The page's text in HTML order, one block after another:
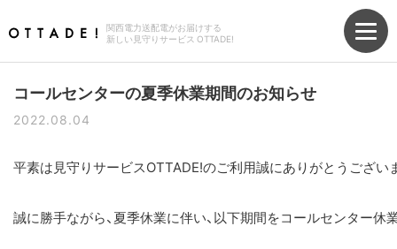
関西電力送配電がお届けする
新しい見守りサービス OTTADE!
コールセンターの夏季休業期間のお知らせ
2022.08.04
平素は見守りサービスOTTADE!のご利用誠にありがとうござい
誠に勝手ながら、夏季休業に伴い、以下期間をコールセンター休